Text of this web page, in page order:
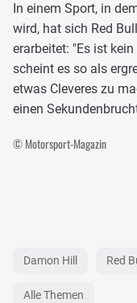
In einem Sport, in
wird, hat sich Red
erarbeitet: "Es ist
scheint es so als
etwas Cleveres zu
einen
© Motorsport-Magazin
Damon Hill Red
Alle Themen